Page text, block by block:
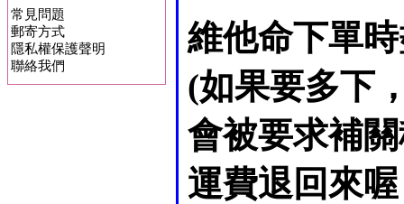
常見問題
郵寄方式
隱私權保護聲明
聯絡我們
維他命下單
(如果要多下
會被要求補
運費退回來